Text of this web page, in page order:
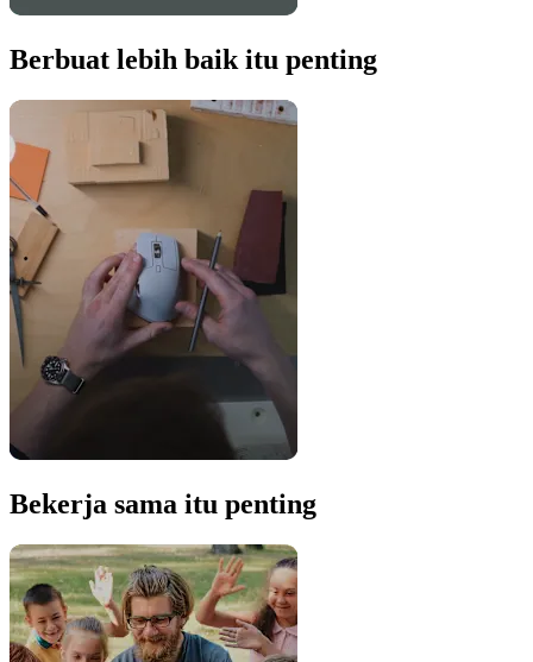
Berbuat lebih baik itu penting
Bekerja sama itu penting